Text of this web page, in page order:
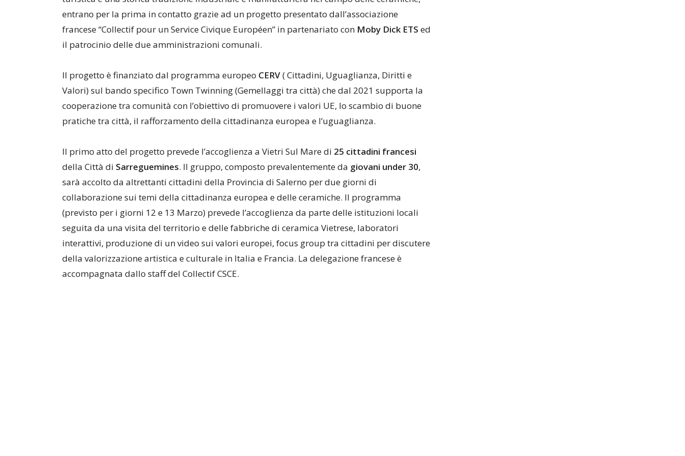
entrano per la prima in contatto grazie ad un progetto presentato dall’associazione
francese “Collectif pour un Service Civique Européen” in partenariato con Moby Dick ETS ed
il patrocinio delle due amministrazioni comunali.
Il progetto è finanziato dal programma europeo CERV( Cittadini, Uguaglianza, Diritti e
Valori) sul bando specifico Town Twinning (Gemellaggi tra città) che dal 2021 supporta la
cooperazione tra comunità con l’obiettivo di promuovere i valori UE, lo scambio di buone
pratiche tra città, il rafforzamento della cittadinanza europea e l’uguaglianza.
Il primo atto del progetto prevede l’accoglienza a Vietri Sul Mare di 25 cittadini francesi
della Città di Sarreguemines. Il gruppo, composto prevalentemente da giovani under 30,
sarà accolto da altrettanti cittadini della Provincia di Salerno per due giorni di
collaborazione sui temi della cittadinanza europea e delle ceramiche. Il programma
(previsto per i giorni 12 e 13 Marzo) prevede l’accoglienza da parte delle istituzioni locali
seguita da una visita del territorio e delle fabbriche di ceramica Vietrese, laboratori
interattivi, produzione di un video sui valori europei, focus group tra cittadini per discutere
della valorizzazione artistica e culturale in Italia e Francia. La delegazione francese è
accompagnata dallo staff del Collectif CSCE.